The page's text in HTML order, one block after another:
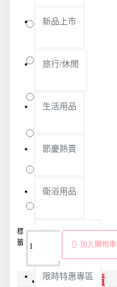
新品上市
旅行/休閒
生活用品
節慶熱賣
衛浴用品
限時活動精選
限時特惠專區
藍色
紅色
加入購物車
標
籤：
貓頭束
魔鬼氈
束帶
集
線
商品詳情